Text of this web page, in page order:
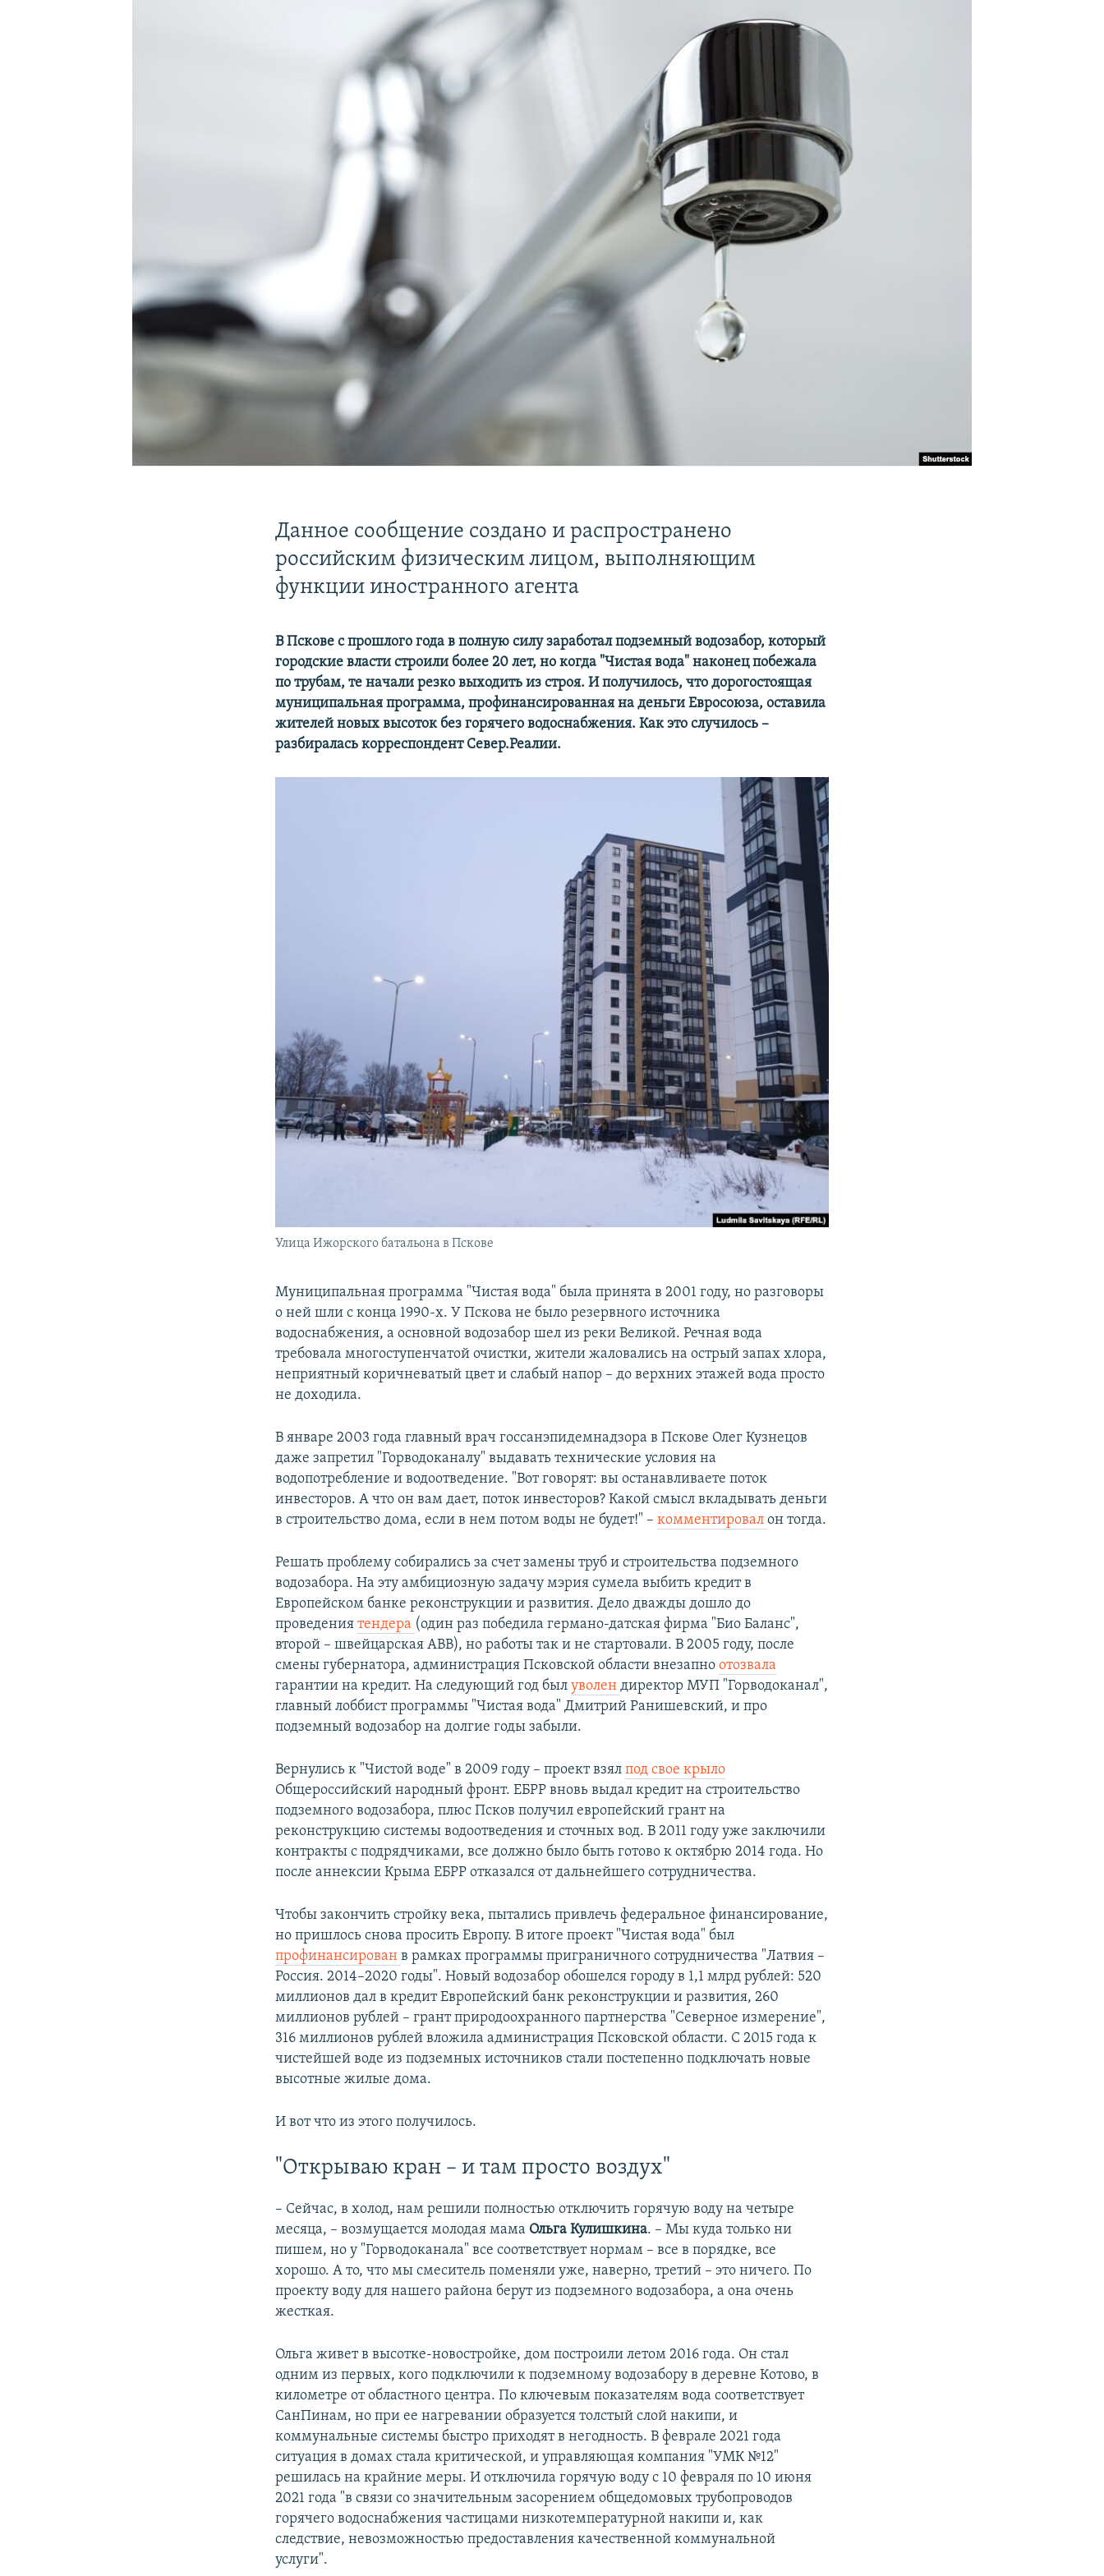
Данное сообщение создано и распространено
российским физическим лицом, выполняющим
функции иностранного агента
В Пскове с прошлого года в полную силу заработал подземный водозабор, который
городские власти строили более 20 лет, но когда "Чистая вода" наконец побежала
по трубам, те начали резко выходить из строя. И получилось, что дорогостоящая
муниципальная программа, профинансированная на деньги Евросоюза, оставила
жителей новых высоток без горячего водоснабжения. Как это случилось –
разбиралась корреспондент Север.Реалии.
Улица Ижорского батальона в Пскове
Муниципальная программа "Чистая вода" была принята в 2001 году, но разговоры
о ней шли с конца 1990-х. У Пскова не было резервного источника
водоснабжения, а основной водозабор шел из реки Великой. Речная вода
требовала многоступенчатой очистки, жители жаловались на острый запах хлора,
неприятный коричневатый цвет и слабый напор – до верхних этажей вода просто
не доходила.
В январе 2003 года главный врач госсанэпидемнадзора в Пскове Олег Кузнецов
даже запретил "Горводоканалу" выдавать технические условия на
водопотребление и водоотведение. "Вот говорят: вы останавливаете поток
инвесторов. А что он вам дает, поток инвесторов? Какой смысл вкладывать деньги
в строительство дома, если в нем потом воды не будет!" –комментировалон тогда.
Решать проблему собирались за счет замены труб и строительства подземного
водозабора. На эту амбициозную задачу мэрия сумела выбить кредит в
Европейском банке реконструкции и развития. Дело дважды дошло до
проведениятендера (один раз победила германо-датская фирма "Био Баланс",
второй – швейцарская ABB), но работы так и не стартовали. В 2005 году, после
смены губернатора, администрация Псковской области внезапноотозвала
гарантии на кредит. На следующий год былуволендиректор МУП "Горводоканал",
главный лоббист программы "Чистая вода" Дмитрий Ранишевский, и про
подземный водозабор на долгие годы забыли.
Вернулись к "Чистой воде" в 2009 году – проект взялпод свое крыло
Общероссийский народный фронт. ЕБРР вновь выдал кредит на строительство
подземного водозабора, плюс Псков получил европейский грант на
реконструкцию системы водоотведения и сточных вод. В 2011 году уже заключили
контракты с подрядчиками, все должно было быть готово к октябрю 2014 года. Но
после аннексии Крыма ЕБРР отказался от дальнейшего сотрудничества.
Чтобы закончить стройку века, пытались привлечь федеральное финансирование,
но пришлось снова просить Европу. В итоге проект "Чистая вода" был
профинансированв рамках программы приграничного сотрудничества "Латвия –
Россия. 2014–2020 годы". Новый водозабор обошелся городу в 1,1 млрд рублей: 520
миллионов дал в кредит Европейский банк реконструкции и развития, 260
миллионов рублей – грант природоохранного партнерства "Северное измерение",
316 миллионов рублей вложила администрация Псковской области. С 2015 года к
чистейшей воде из подземных источников стали постепенно подключать новые
высотные жилые дома.
И вот что из этого получилось.
"Открываю кран – и там просто воздух"
– Сейчас, в холод, нам решили полностью отключить горячую воду на четыре
месяца, – возмущается молодая мама Ольга Кулишкина. – Мы куда только ни
пишем, но у "Горводоканала" все соответствует нормам – все в порядке, все
хорошо. А то, что мы смеситель поменяли уже, наверно, третий – это ничего. По
проекту воду для нашего района берут из подземного водозабора, а она очень
жесткая.
Ольга живет в высотке-новостройке, дом построили летом 2016 года. Он стал
одним из первых, кого подключили к подземному водозабору в деревне Котово, в
километре от областного центра. По ключевым показателям вода соответствует
СанПинам, но при ее нагревании образуется толстый слой накипи, и
коммунальные системы быстро приходят в негодность. В феврале 2021 года
ситуация в домах стала критической, и управляющая компания "УМК №12"
решилась на крайние меры. И отключила горячую воду с 10 февраля по 10 июня
2021 года "в связи со значительным засорением общедомовых трубопроводов
горячего водоснабжения частицами низкотемпературной накипи и, как
следствие, невозможностью предоставления качественной коммунальной
услуги".